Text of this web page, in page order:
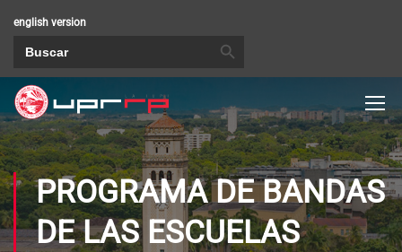
english version
PROGRAMA DE BANDAS
DE LAS ESCUELAS